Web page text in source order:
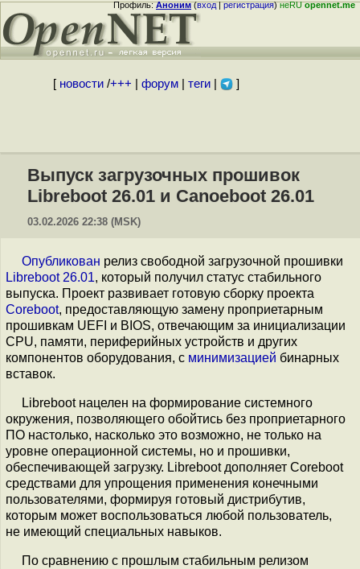
Профиль:Аноним(вход|регистрация)неRUopennet.me
[ новости/+++ форум| теги| ]
Выпуск загрузочных прошивок
Libreboot 26.01 и Canoeboot 26.01
03.02.2026 22:38 (MSK)
Опубликован релиз свободной загрузочной прошивки
Libreboot 26.01, который получил статус стабильного
выпуска. Проект развивает готовую сборку проекта
Coreboot, предоставляющую замену проприетарным
прошивкам UEFI и BIOS, отвечающим за инициализации
CPU, памяти, периферийных устройств и других
компонентов оборудования, с минимизацией бинарных
вставок.
Libreboot нацелен на формирование системного
окружения, позволяющего обойтись без проприетарного
ПО настолько, насколько это возможно, не только на
уровне операционной системы, но и прошивки,
обеспечивающей загрузку. Libreboot дополняет Coreboot
средствами для упрощения применения конечными
пользователями, формируя готовый дистрибутив,
которым может воспользоваться любой пользователь,
не имеющий специальных навыков.
По сравнению с прошлым стабильным релизом